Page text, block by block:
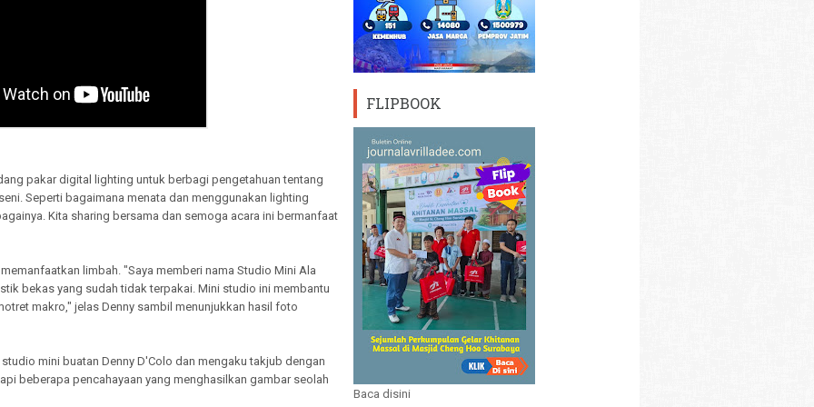
pakar digital lighting untuk berbagi pengetahuan tentang
Seperti bagaimana menata dan menggunakan lighting
Kita sharing bersama dan semoga acara ini bermanfaat
limbah. "Saya memberi nama Studio Mini Ala
bekas yang sudah tidak terpakai. Mini studio ini membantu
makro," jelas Denny sambil menunjukkan hasil foto
mini buatan Denny D'Colo dan mengaku takjub dengan
beberapa pencahayaan yang menghasilkan gambar seolah
FLIPBOOK
Baca disini